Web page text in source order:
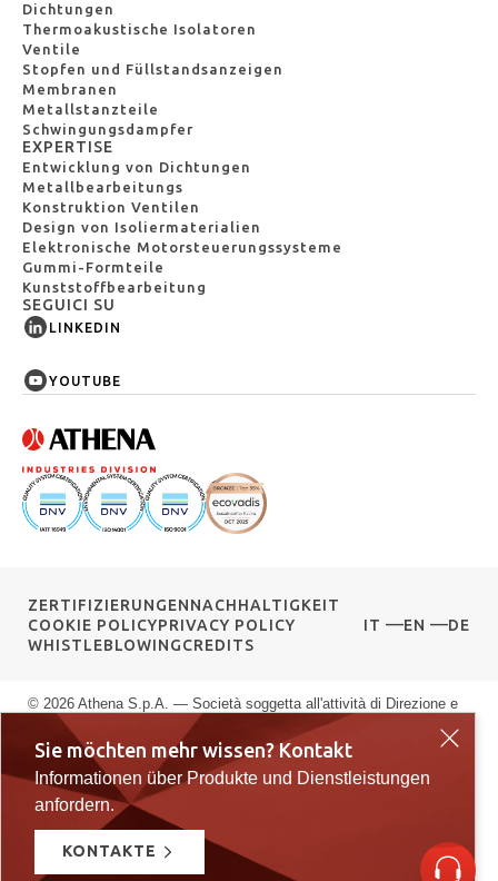
Sie möchten mehr wissen? Kontakt
Informationen über Produkte und Dienstleistungen
anfordern.
KONTAKTE
Dichtungen
Thermoakustische Isolatoren
Ventile
Stopfen und Füllstandsanzeigen
Membranen
Metallstanzteile
Schwingungsdampfer
EXPERTISE
Entwicklung von Dichtungen
Metallbearbeitungs
Konstruktion Ventilen
Design von Isoliermaterialien
Elektronische Motorsteuerungssysteme
Gummi-Formteile
Kunststoffbearbeitung
SEGUICI SU
LINKEDIN
YOUTUBE
ZERTIFIZIERUNGENNACHHALTIGKEIT
COOKIE POLICYPRIVACY POLICY
WHISTLEBLOWINGCREDITS
IT EN DE
© 2026 Athena S.p.A. — Società soggetta all'attività di Direzione e
Coordinamento di G.F.M. S.r.l. — Via delle Albere 13, 36045 Alonte
VI — P.IVA 00589040245 — Registro Imprese di Vicenza: n.
00589040245 — Rea vi: 139951 — Capitale sociale: € 10.000.000
i.v.
Le tue preferenze relative alla privacy